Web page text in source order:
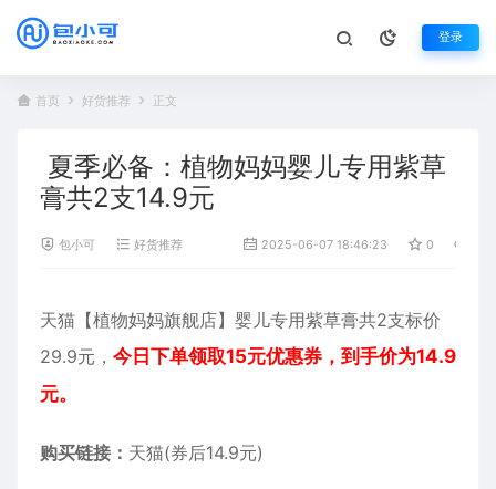
登录
首页 好货推荐 正文
夏季必备：植物妈妈婴儿专用紫草
膏共2支14.9元
包小可 好货推荐 2025-06-07 18:46:23 0
天猫【植物妈妈旗舰店】婴儿专用紫草膏共2支标价
29.9元， 今日下单领取15元优惠券，到手价为14.9
元。
购买链接： 天猫(券后14.9元)